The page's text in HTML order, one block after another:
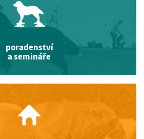
poradenství
a semináře